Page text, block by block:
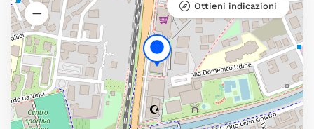
Ottieni indicazioni